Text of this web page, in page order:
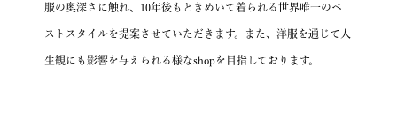
服の奥深さに触れ、10年後もときめいて着られる世界唯一のベ
ストスタイルを提案させていただきます。 また、洋服を通じて人
生観にも影響を与えられる様なshopを目指しております。